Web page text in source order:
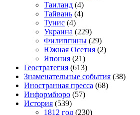
Таиланд (4)
Тайвань (4)
Тунис (4)
Украина (229)
Филиппины (29)
Южная Осетия (2)
Япония (21)
Геостратегия (613)
Знаменательные события (38)
Иностранная пресса (68)
Информбюро (57)
История (539)
1812 год (230)